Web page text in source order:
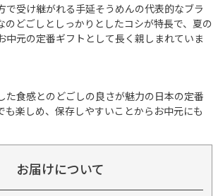
で受け継がれる手延そうめんの代表的なブラ
のどごしとしっかりとしたコシが特長で、夏の
中元の定番ギフトとして長く親しまれていま
た食感とのどごしの良さが魅力の日本の定番
も楽しめ、保存しやすいことからお中元にも
お届けについて